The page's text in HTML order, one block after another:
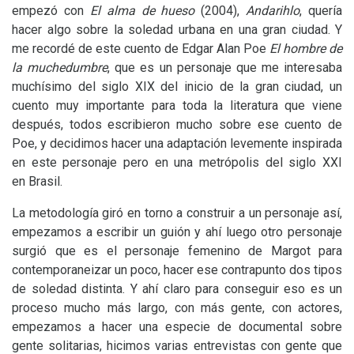
empezó con El alma de hueso(2004),Andarihlo, quería
hacer algo sobre la soledad urbana en una gran ciudad. Y
me recordé de este cuento de Edgar Alan Poe El hombre de
la muchedumbre, que es un personaje que me interesaba
muchísimo del siglo XIXdel inicio de la gran ciudad, un
cuento muy importante para toda la literatura que viene
después, todos escribieron mucho sobre ese cuento de
Poe, y decidimos hacer una adaptación levemente inspirada
en este personaje pero en una metrópolis del siglo XXI
en Brasil.
La metodología giró en torno a construir a un personaje así,
empezamos a escribir un guión y ahí luego otro personaje
surgió que es el personaje femenino de Margot para
contemporaneizar un poco, hacer ese contrapunto dos tipos
de soledad distinta. Y ahí claro para conseguir eso es un
proceso mucho más largo, con más gente, con actores,
empezamos a hacer una especie de documental sobre
gente solitarias, hicimos varias entrevistas con gente que